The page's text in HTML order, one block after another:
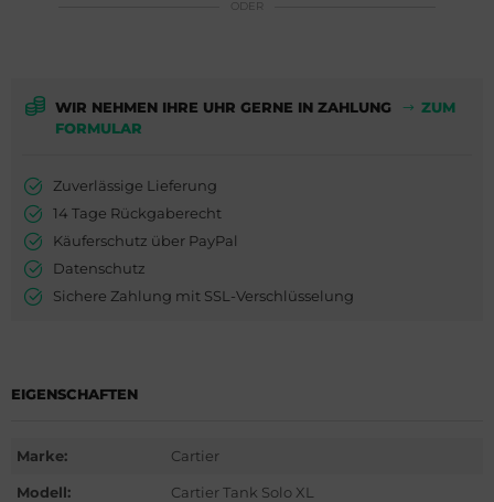
ODER
WIR NEHMEN IHRE UHR GERNE IN ZAHLUNG
ZUM
FORMULAR
Zuverlässige Lieferung
14 Tage Rückgaberecht
Käuferschutz über PayPal
Datenschutz
Sichere Zahlung mit SSL-Verschlüsselung
EIGENSCHAFTEN
Marke: Cartier
Modell: Cartier Tank Solo XL
Berlin
Lacroix
LeCoultre
Berlin